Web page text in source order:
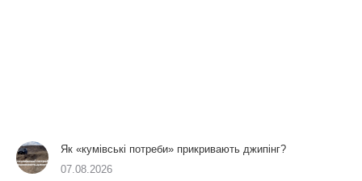
Як «кумівські потреби» прикривають джипінг?
07.08.2026